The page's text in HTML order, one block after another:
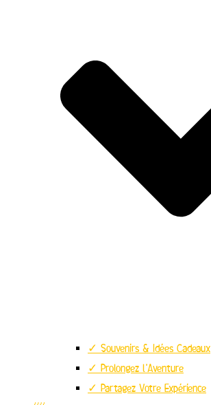
✓ Souvenirs & Idées Cadeaux
✓ Prolongez l’Aventure
✓ Partagez Votre Expérience